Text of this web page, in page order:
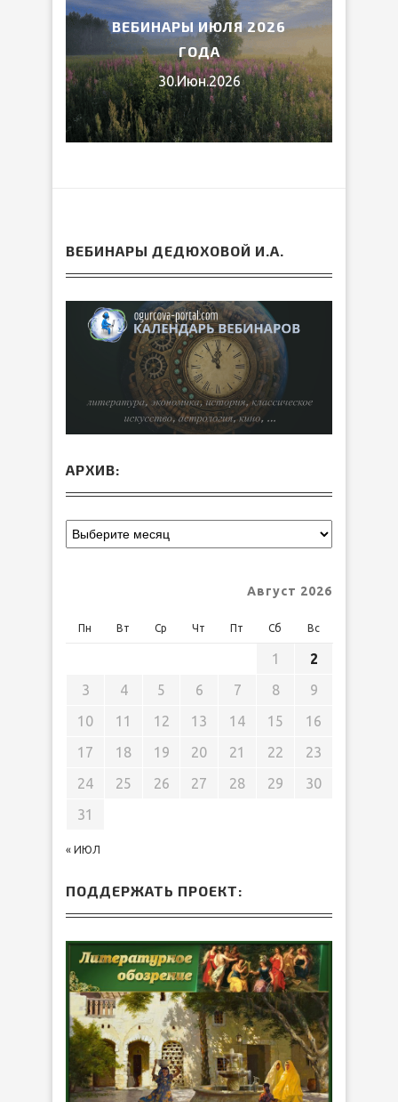
ВЕБИНАРЫ ИЮЛЯ 2026
ГОДА
30.Июн.2026
ВЕБИНАРЫ ДЕДЮХОВОЙ И.А.
АРХИВ:
Август 2026
Пн Вт Ср Чт Пт Сб Вс
« ИЮЛ
1
2
3
4 5 6 7 8
9
10
11 12 13 14 15
16
17
18 19 20 21 22
23
24
25 26 27 28 29
30
31
ПОДДЕРЖАТЬ ПРОЕКТ: